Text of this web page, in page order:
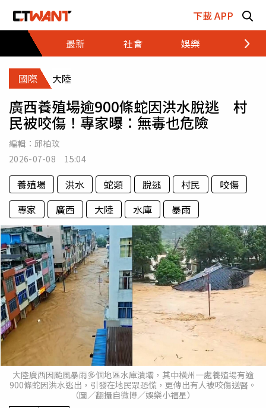
下載 APP
最新
社會 娛樂 財經
國際 大陸
廣西養殖場逾900條蛇因洪水脫逃 村
民被咬傷！專家曝：無毒也危險
編輯： 邱柏玟
2026-07-08 15:04
養殖場 洪水 蛇類 脫逃 村民
咬傷
專家
廣西 大陸 水庫 暴雨
大陸廣西因颱風暴雨多個地區水庫潰壩，其中橫州一處養殖場有逾
900條蛇因洪水逃出，引發在地民眾恐慌，更傳出有人被咬傷送醫。
（圖／翻攝自微博／娛樂小福星）